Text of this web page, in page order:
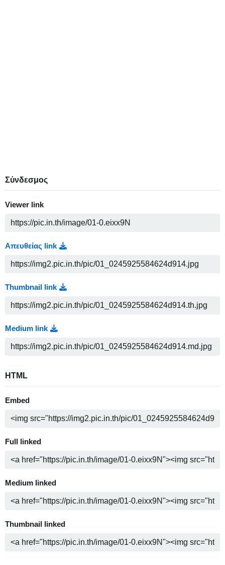
Σύνδεσμος
Viewer link
Απευθείας link
Thumbnail link
Medium link
HTML
Embed
Full linked
Medium linked
Thumbnail linked